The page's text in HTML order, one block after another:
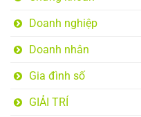
Doanh nghiệp
Doanh nhân
Gia đình số
GIẢI TRÍ